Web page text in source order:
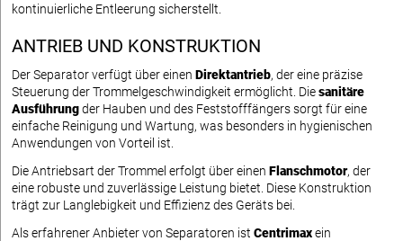
kontinuierliche Entleerung sicherstellt.
ANTRIEB UND KONSTRUKTION
Der Separator verfügt über einen Direktantrieb, der eine präzise
Steuerung der Trommelgeschwindigkeit ermöglicht. Diesanitäre
Ausführungder Hauben und des Feststofffängers sorgt für eine
einfache Reinigung und Wartung, was besonders in hygienischen
Anwendungen von Vorteil ist.
Die Antriebsart der Trommel erfolgt über einen Flanschmotor, der
eine robuste und zuverlässige Leistung bietet. Diese Konstruktion
trägt zur Langlebigkeit und Effizienz des Geräts bei.
Als erfahrener Anbieter von Separatoren ist Centrimaxein